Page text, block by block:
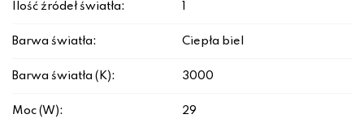
Ilość źródeł światła:
Barwa światła: Ciepła biel
Barwa światła (K): 3000
Moc (W): 29